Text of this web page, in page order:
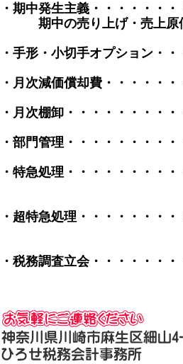
・期中発生主義・・・・・・
期中の売り上げ・売上原価
・手形・小切手オプション・
・月次減価償却費・・・・・
・月次棚卸・・・・・・・・
・部門管理・・・・・・・・
・特急処理・・・・・・
・超特急処理・・・・・
・税務調査立会・・・・・・